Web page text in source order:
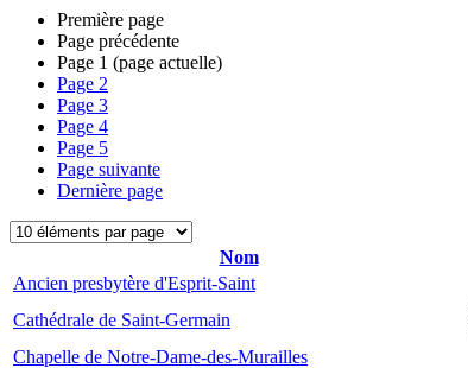
Première page
Page précédente
Page 1 (page actuelle)
Page 2
Page 3
Page 4
Page 5
Page suivante
Dernière page
Nom
Ancien presbytère d'Esprit-Saint
Cathédrale de Saint-Germain
Chapelle de Notre-Dame-des-Murailles